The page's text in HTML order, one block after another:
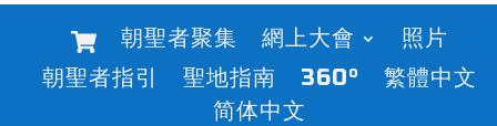
朝聖者聚集 網上大會
照片
朝聖者指引
聖地指南 360°
繁體中文
简体中文